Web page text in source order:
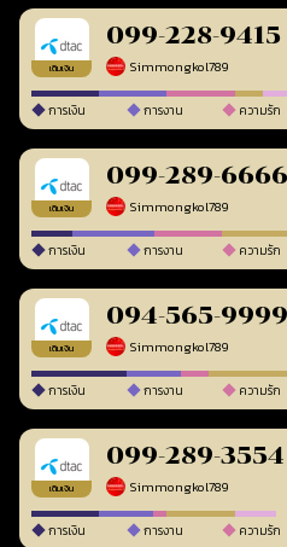
เติมเงิน
099-228-9415
Simmongkol789
การเงิน การงาน ความรัก
เติมเงิน
099-289-6666
Simmongkol789
การเงิน การงาน ความรัก
เติมเงิน
094-565-9999
Simmongkol789
การเงิน การงาน ความรัก
เติมเงิน
099-289-3554
Simmongkol789
การเงิน การงาน ความรัก